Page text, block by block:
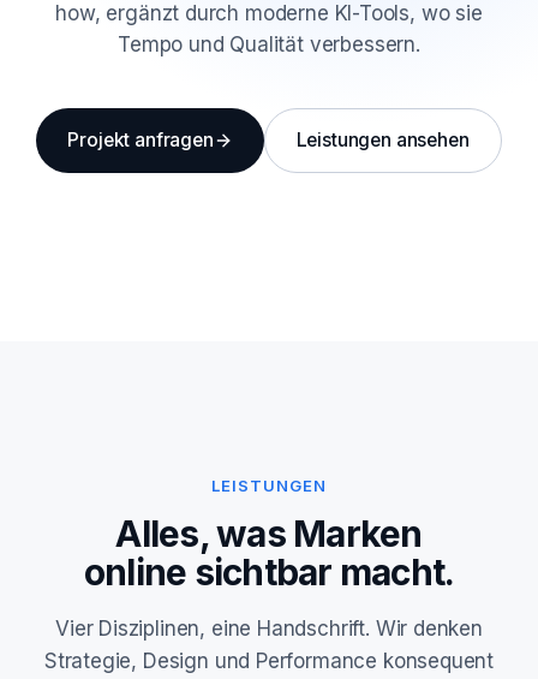
how, ergänzt durch moderne KI-Tools, wo sie
Tempo und Qualität verbessern.
Projekt anfragen Leistungen ansehen
LEISTUNGEN
Alles, was Marken
online sichtbar macht.
Vier Disziplinen, eine Handschrift. Wir denken
Strategie, Design und Performance konsequent